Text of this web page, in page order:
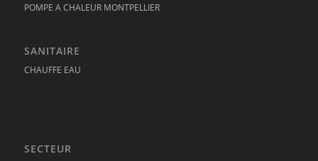
POMPE A CHALEUR MONTPELLIER
SANITAIRE
CHAUFFE EAU
SECTEUR